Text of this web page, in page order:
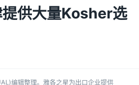
供大量Kosher选
编辑整理。雅各之星为出口企业提供